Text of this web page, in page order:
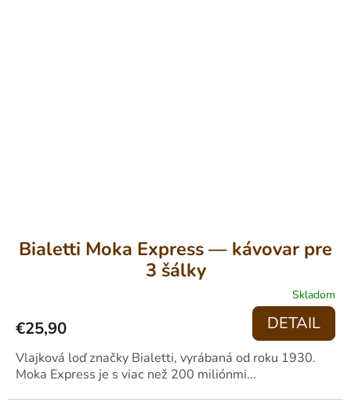
Bialetti Moka Express — kávovar pre
3 šálky
Skladom
€25,90 DETAIL
Vlajková loď značky Bialetti, vyrábaná od roku 1930.
Moka Express je s viac než 200 miliónmi...